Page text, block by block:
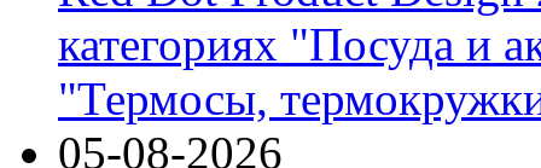
категориях "Посуда и
"Термосы,
05-08-2026